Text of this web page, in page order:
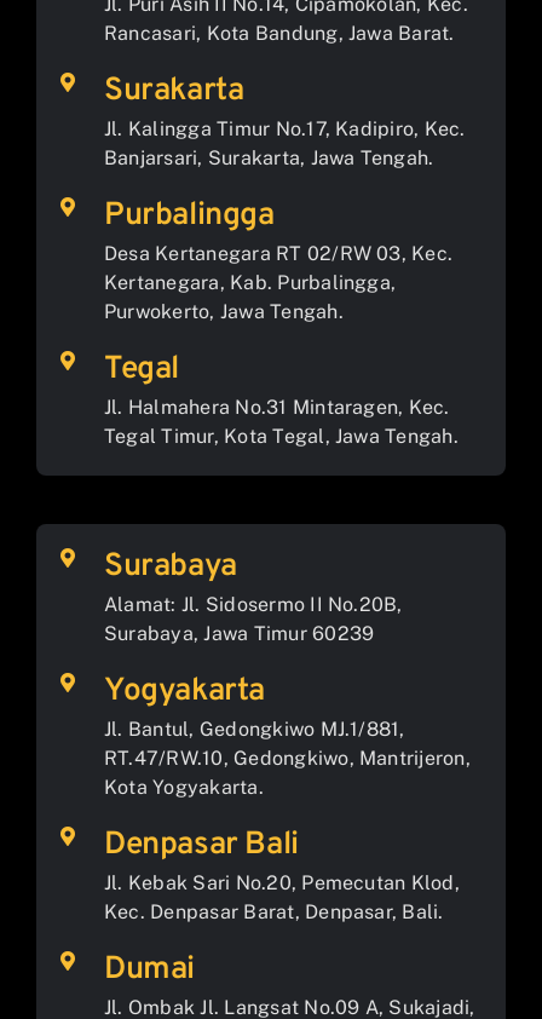
Jl. Puri Asih II No.14, Cipamokolan, Kec.
Rancasari, Kota Bandung, Jawa Barat.
Surakarta
Jl. Kalingga Timur No.17, Kadipiro, Kec.
Banjarsari, Surakarta, Jawa Tengah.
Purbalingga
Desa Kertanegara RT 02/RW 03, Kec.
Kertanegara, Kab. Purbalingga,
Purwokerto, Jawa Tengah.
Tegal
Jl. Halmahera No.31 Mintaragen, Kec.
Tegal Timur, Kota Tegal, Jawa Tengah.
Surabaya
Alamat: Jl. Sidosermo II No.20B,
Surabaya, Jawa Timur 60239
Yogyakarta
Jl. Bantul, Gedongkiwo MJ.1/881,
RT.47/RW.10, Gedongkiwo, Mantrijeron,
Kota Yogyakarta.
Denpasar Bali
Jl. Kebak Sari No.20, Pemecutan Klod,
Kec. Denpasar Barat, Denpasar, Bali.
Dumai
Jl. Ombak Jl. Langsat No.09 A, Sukajadi,